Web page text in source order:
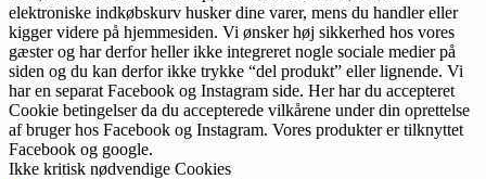
elektroniske indkøbskurv husker dine varer, mens du handler eller
kigger videre på hjemmesiden. Vi ønsker høj sikkerhed hos vores
gæster og har derfor heller ikke integreret nogle sociale medier på
siden og du kan derfor ikke trykke “del produkt” eller lignende. Vi
har en separat Facebook og Instagram side. Her har du accepteret
Cookie betingelser da du accepterede vilkårene under din oprettelse
af bruger hos Facebook og Instagram. Vores produkter er tilknyttet
Facebook og google.
Ikke kritisk nødvendige Cookies